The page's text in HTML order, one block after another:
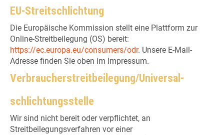
EU-Streitschlichtung
Die Europäische Kommission stellt eine Plattform zur
Online-Streitbeilegung (OS) bereit:
https://ec.europa.eu/consumers/odr. Unsere E-Mail-
Adresse finden Sie oben im Impressum.
Verbraucher­streit­beilegung/Universal­
schlichtungs­stelle
Wir sind nicht bereit oder verpflichtet, an
Streitbeilegungsverfahren vor einer